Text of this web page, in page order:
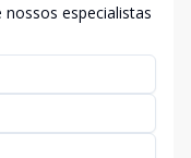
especialistas